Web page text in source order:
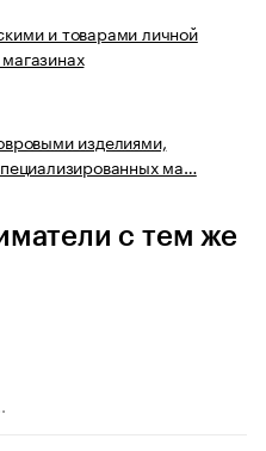
и товарами личной
изделиями,
ма…
с тем же